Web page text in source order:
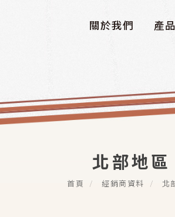
關於我們 產
北部地區
首頁 經銷商資料 北